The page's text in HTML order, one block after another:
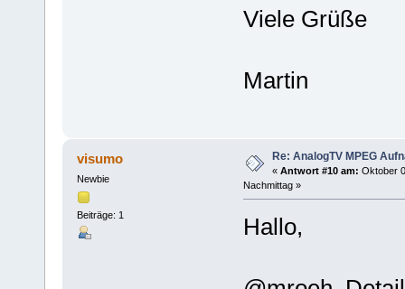
Viele Grüße
Martin
visumo
Newbie
Beiträge: 1
Re: AnalogTV MPEG
« Antwort #10 am: Oktober
Nachmittag »
Hallo,